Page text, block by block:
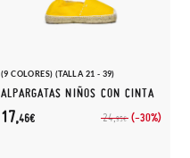
(9 COLORES) (TALLA 21 - 39)
ALPARGATAS NIÑOS CON CINTA
24,95€ (-30%)
17,46€